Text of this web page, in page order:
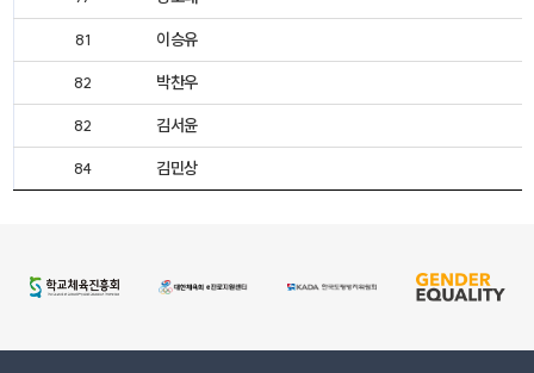
81 이승유
82 박찬우
82 김서윤
84 김민상